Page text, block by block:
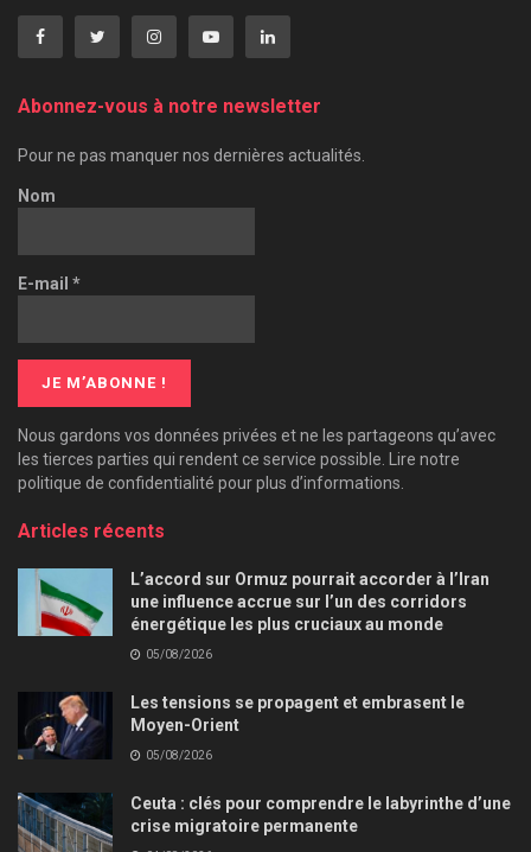
Abonnez-vous à notre newsletter
Pour ne pas manquer nos dernières actualités.
Nom
E-mail *
Nous gardons vos données privées et ne les partageons qu’avec
les tierces parties qui rendent ce service possible. Lire notre
politique de confidentialité pour plus d’informations.
Articles récents
L’accord sur Ormuz pourrait accorder à l’Iran
une influence accrue sur l’un des corridors
énergétique les plus cruciaux au monde
05/08/2026
Les tensions se propagent et embrasent le
Moyen-Orient
05/08/2026
Ceuta : clés pour comprendre le labyrinthe d’une
crise migratoire permanente